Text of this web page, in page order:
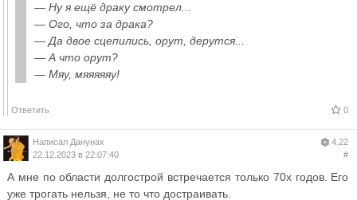
— Ну я ещё драку смотрел...
— Ого, что за драка?
— Да двое сцепились, орут, дерутся...
— А что орут?
— Мяу, мяяяяяу!
Ответить 0
Написал Данунах
22.12.2023 в 22:07:40
4.22
#
А мне по области долгострой встречается только 70х годов. Его
уже трогать нельзя, не то что достраивать.